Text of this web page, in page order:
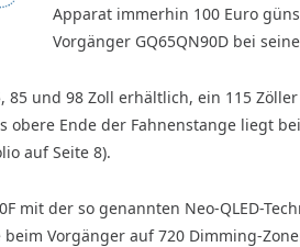
Apparat immerhin 100 Euro
Vorgänger GQ65QN90D bei
und 98 Zoll erhältlich, ein 115
obere Ende der Fahnenstange liegt
auf Seite 8).
mit der so genannten Neo-QLED-
beim Vorgänger auf 720 Dimming-